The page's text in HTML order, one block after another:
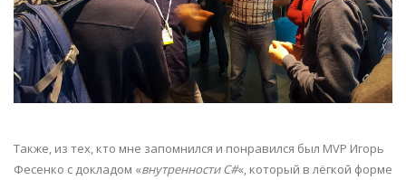
Также, из тех, кто мне запомнился и понравился был MVP Игорь
Фесенко с докладом «внутренности C#«, который в лёгкой форме